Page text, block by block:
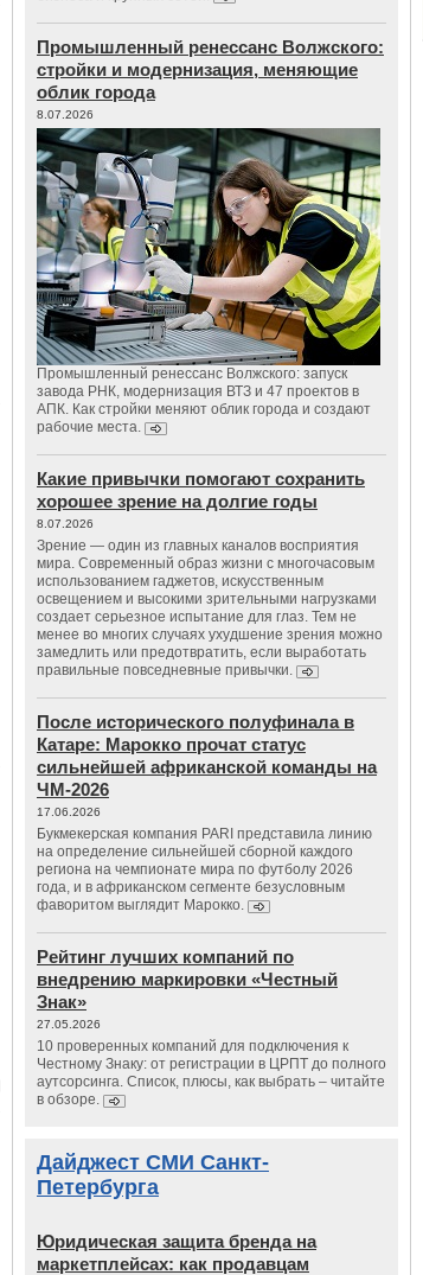
Промышленный ренессанс Волжского:
стройки и модернизация, меняющие
облик города
8.07.2026
Промышленный ренессанс Волжского: запуск
завода РНК, модернизация ВТЗ и 47 проектов в
АПК. Как стройки меняют облик города и создают
рабочие места.
Какие привычки помогают сохранить
хорошее зрение на долгие годы
8.07.2026
Зрение — один из главных каналов восприятия
мира. Современный образ жизни с многочасовым
использованием гаджетов, искусственным
освещением и высокими зрительными нагрузками
создает серьезное испытание для глаз. Тем не
менее во многих случаях ухудшение зрения можно
замедлить или предотвратить, если выработать
правильные повседневные привычки.
После исторического полуфинала в
Катаре: Марокко прочат статус
сильнейшей африканской команды на
ЧМ-2026
17.06.2026
Букмекерская компания PARI представила линию
на определение сильнейшей сборной каждого
региона на чемпионате мира по футболу 2026
года, и в африканском сегменте безусловным
фаворитом выглядит Марокко.
Рейтинг лучших компаний по
внедрению маркировки «Честный
Знак»
27.05.2026
10 проверенных компаний для подключения к
Честному Знаку: от регистрации в ЦРПТ до полного
аутсорсинга. Список, плюсы, как выбрать – читайте
в обзоре.
Дайджест СМИ Санкт-
Петербурга
Юридическая защита бренда на
маркетплейсах: как продавцам